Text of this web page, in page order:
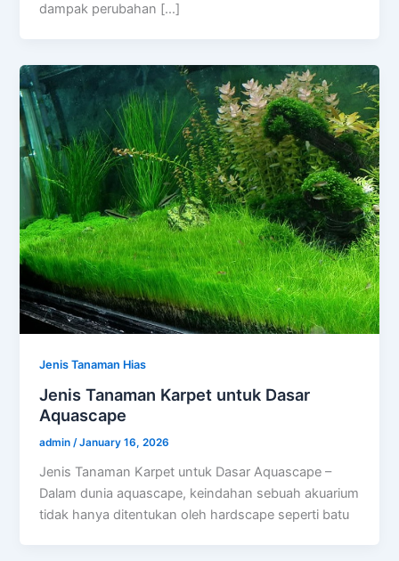
dampak perubahan […]
Jenis Tanaman Hias
Jenis Tanaman Karpet untuk Dasar
Aquascape
admin/January 16, 2026
Jenis Tanaman Karpet untuk Dasar Aquascape –
Dalam dunia aquascape, keindahan sebuah akuarium
tidak hanya ditentukan oleh hardscape seperti batu